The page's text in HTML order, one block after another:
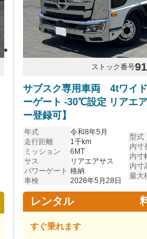
ストック番号
サブスク専用車両 4tワイ
ーゲート -30℃設定 リアエ
ー登録可】
年式
令和8年5月
走行距離
1千km
ミッション
6MT
サス
リアエアサス
パワーゲート 格納
車検
2028年5月28日
型式
内寸
内寸
内寸
最大
レンタル
すぐ乗れます